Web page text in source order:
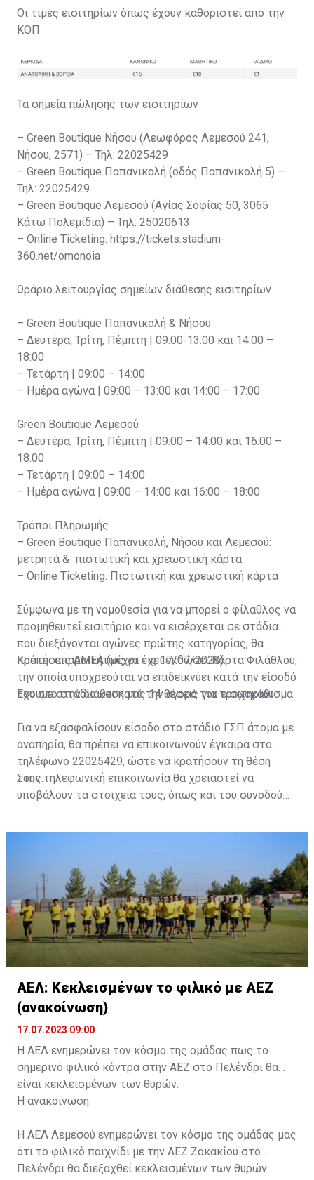
Οι τιμές εισιτηρίων όπως έχουν καθοριστεί από την
ΚΟΠ
Τα σημεία πώλησης των εισιτηρίων
– Green Boutique Νήσου (Λεωφόρος Λεμεσού 241,
Νήσου, 2571) – Τηλ: 22025429
– Green Boutique Παπανικολή (οδός Παπανικολή 5) –
Τηλ: 22025429
– Green Boutique Λεμεσού (Αγίας Σοφίας 50, 3065
Κάτω Πολεμίδια) – Τηλ: 25020613
– Online Ticketing: https://tickets.stadium-
360.net/omonoia
Ωράριο λειτουργίας σημείων διάθεσης εισιτηρίων
– Green Boutique Παπανικολή & Νήσου
– Δευτέρα, Τρίτη, Πέμπτη | 09:00-13:00 και 14:00 –
18:00
– Τετάρτη | 09:00 – 14:00
– Ημέρα αγώνα | 09:00 – 13:00 και 14:00 – 17:00
Green Boutique Λεμεσού
– Δευτέρα, Τρίτη, Πέμπτη | 09:00 – 14:00 και 16:00 –
18:00
– Τετάρτη | 09:00 – 14:00
– Ημέρα αγώνα | 09:00 – 14:00 και 16:00 – 18:00
Τρόποι Πληρωμής
– Green Boutique Παπανικολή, Νήσου και Λεμεσού:
μετρητά & πιστωτική και χρεωστική κάρτα
– Online Ticketing: Πιστωτική και χρεωστική κάρτα
Σύμφωνα με τη νομοθεσία για να μπορεί ο φίλαθλος να
προμηθευτεί εισιτήριο και να εισέρχεται σε στάδια
που διεξάγονται αγώνες πρώτης κατηγορίας, θα
πρέπει απαραιτήτως να έχει εκδώσει Κάρτα Φιλάθλου,
την οποία υποχρεούται να επιδεικνύει κατά την είσοδό
του στο στάδιο και κατά την αγορά του εισιτηρίου.
Κρατήσεις ΑΜΕΑ (μέχρι τις 17/07/2023)
Έχουμε στην διάθεση μας 14 θέσεις για τροχοκάθισμα.
Για να εξασφαλίσουν είσοδο στο στάδιο ΓΣΠ άτομα με
αναπηρία, θα πρέπει να επικοινωνούν έγκαιρα στο
τηλέφωνο 22025429, ώστε να κρατήσουν τη θέση
τους.
Στην τηλεφωνική επικοινωνία θα χρειαστεί να
υποβάλουν τα στοιχεία τους, όπως και του συνοδού
ΑΕΛ: Κεκλεισμένων το φιλικό με ΑΕΖ
(ανακοίνωση)
17.07.2023 09:00
Η ΑΕΛ ενημερώνει τον κόσμο της ομάδας πως το
σημερινό φιλικό κόντρα στην ΑΕΖ στο Πελένδρι θα
είναι κεκλεισμένων των θυρών.
Η ανακοίνωση:
Η ΑΕΛ Λεμεσού ενημερώνει τον κόσμο της ομάδας μας
ότι το φιλικό παιχνίδι με την ΑΕΖ Ζακακίου στο
Πελένδρι θα διεξαχθεί κεκλεισμένων των θυρών.